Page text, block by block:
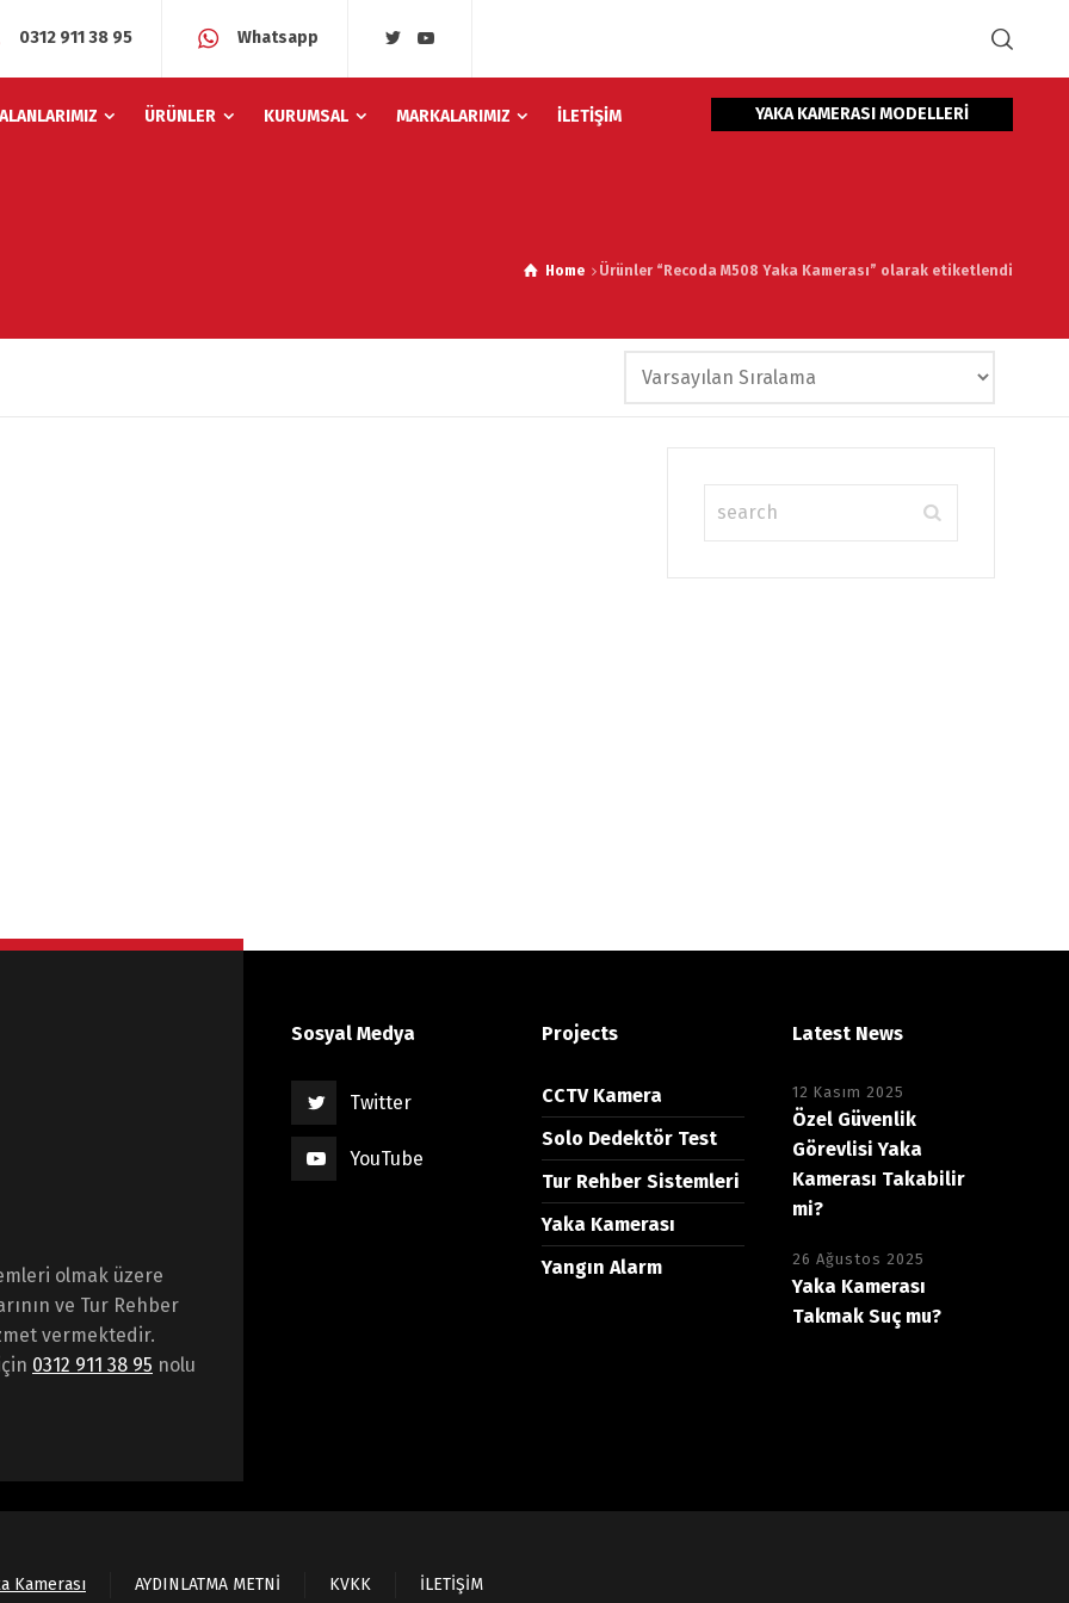
0312 911 38 95 Whatsapp
ÜRÜNLER KURUMSAL MARKALARIMIZ İLETİŞİM YAKA KAMERASI MODELLERİ
Home Ürünler “Recoda M508 Yaka Kamerası” olarak etiketlendi
olmak üzere
ve Tur Rehber
vermektedir.
0312 911 38 95 nolu
Sosyal Medya
Twitter
YouTube
Projects
CCTV Kamera
Solo Dedektör Test
Tur Rehber Sistemleri
Yaka Kamerası
Yangın Alarm
Latest News
12 Kasım 2025
Özel Güvenlik
Görevlisi Yaka
Kamerası Takabilir
mi?
26 Ağustos 2025
Yaka Kamerası
Takmak Suç mu?
Kamerası AYDINLATMA METNİ KVKK İLETİŞİM